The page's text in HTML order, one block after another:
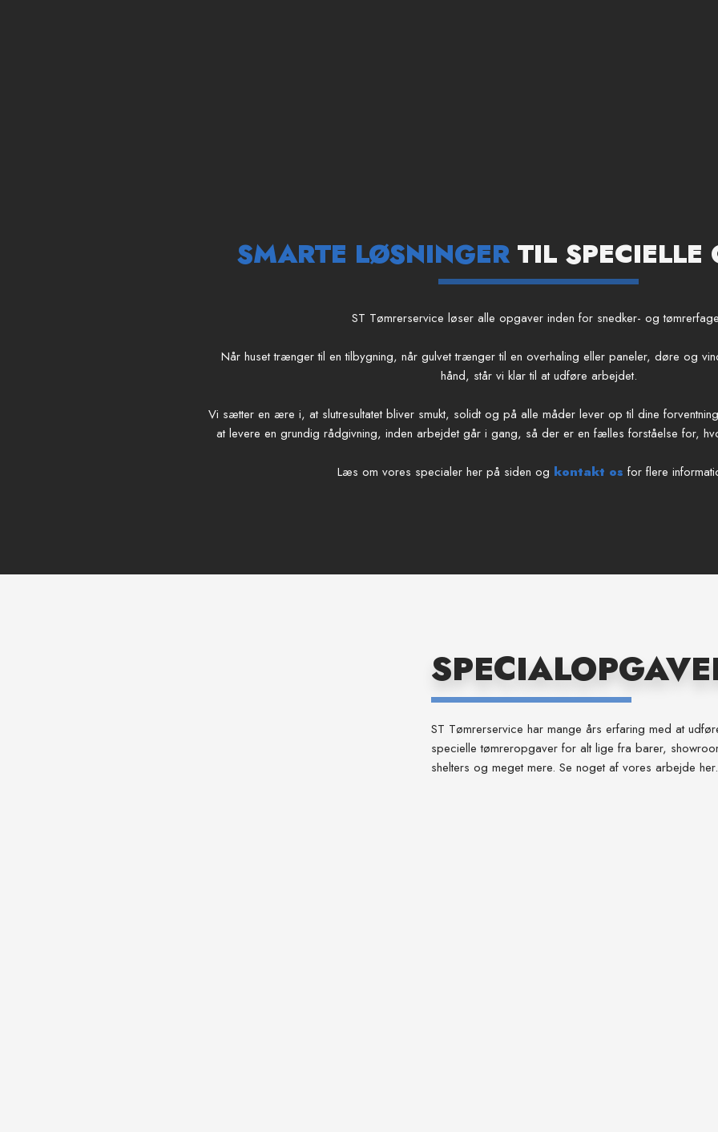
SMARTE LØSNINGERTIL SPECIELLE
ST Tømrerservice løser alle opgaver inden for snedker- og
Når huset trænger til en tilbygning, når gulvet trænger til en overhaling eller paneler, døre og
hånd, står vi klar til at udføre arbejdet.
Vi sætter en ære i, at slutresultatet bliver smukt, solidt og på alle måder lever op til dine
at levere en grundig rådgivning, inden arbejdet går i gang, så der er en fælles forståelse for,
Læs om vores specialer her på siden og kontakt os for flere
​ST Tømrerservice har mange års erfaring med at
specielle tømreropgaver for alt lige fra barer,
shelters og meget mere. Se noget af vores arbejde her.​